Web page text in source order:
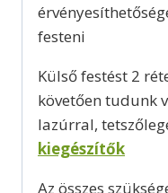
festeni
Külső festést 2
követően tudunk
lazúrral,
kiegészítők
Az összes